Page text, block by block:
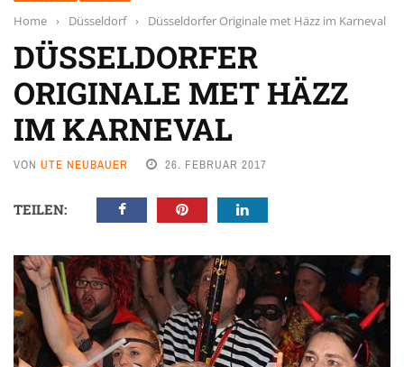
Home › Düsseldorf › Düsseldorfer Originale met Häzz im Karneval
DÜSSELDORFER
ORIGINALE MET HÄZZ
IM KARNEVAL
VON UTE NEUBAUER 26. FEBRUAR 2017
TEILEN: